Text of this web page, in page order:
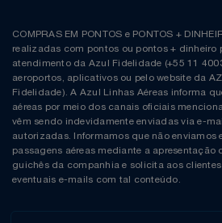
COMPRAS EM PONTOS e PONTOS +
realizadas com pontos ou pontos + dinheiro
atendimento da Azul Fidelidade (+55 11
aeroportos, aplicativos ou pelo website da
Fidelidade). A Azul Linhas Aéreas informa
aéreas por meio dos canais oficiais
vêm sendo indevidamente enviadas via e-
autorizadas. Informamos que não enviamos
passagens aéreas mediante a apresentação
guichês da companhia e solicita aos
eventuais e-mails com tal conteúdo.